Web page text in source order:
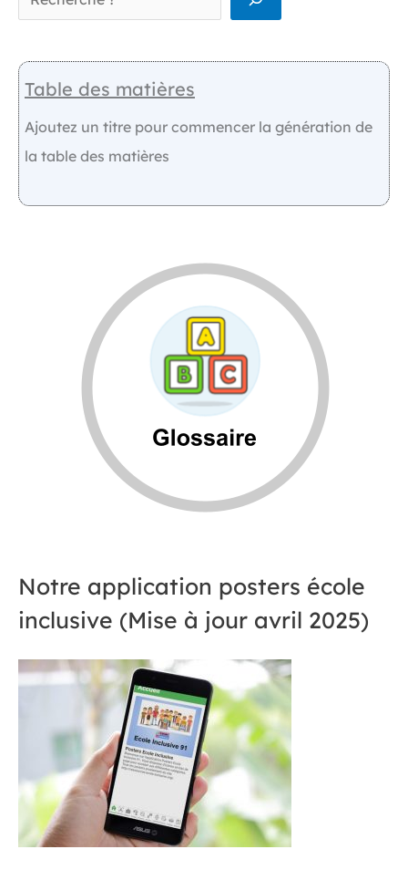
Table des matières
Ajoutez un titre pour commencer la génération de
la table des matières
Notre application posters école
inclusive (Mise à jour avril 2025)